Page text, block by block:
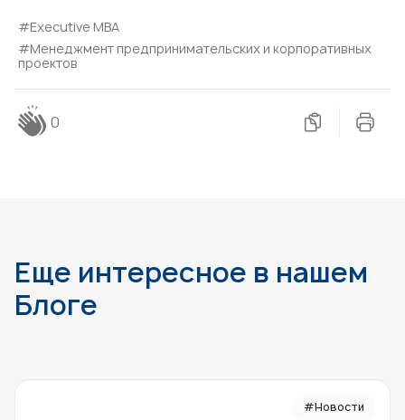
#Executive MBA
#Менеджмент предпринимательских и корпоративных
проектов
0
Еще интересное в нашем
Блоге
#Новости